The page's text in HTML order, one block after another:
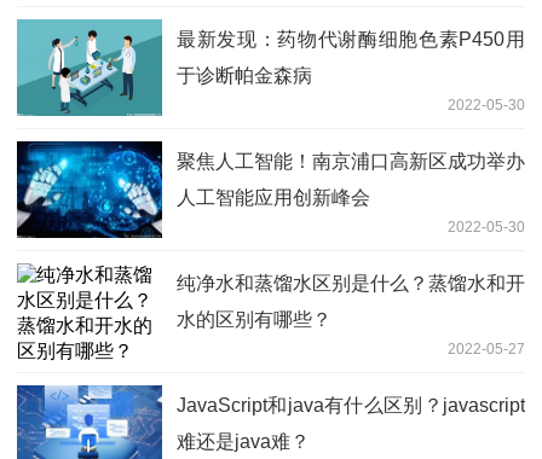
最新发现：药物代谢酶细胞色素P450用
于诊断帕金森病
2022-05-30
聚焦人工智能！南京浦口高新区成功举办
人工智能应用创新峰会
2022-05-30
纯净水和蒸馏水区别是什么？蒸馏水和开
水的区别有哪些？
2022-05-27
JavaScript和java有什么区别？javascript
难还是java难？